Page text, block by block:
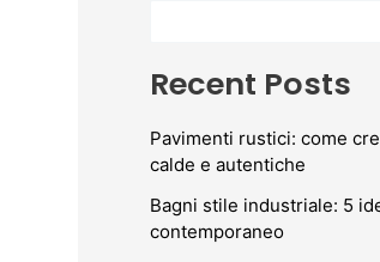
Recent Posts
Pavimenti rustici: come
calde e autentiche
Bagni stile industriale: 5
contemporaneo